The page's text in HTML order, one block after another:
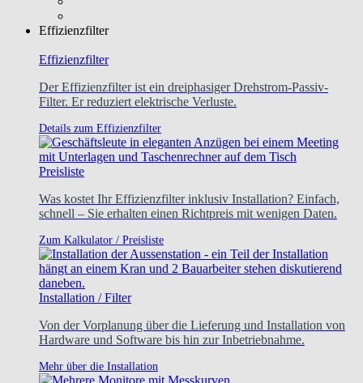
Effizienzfilter
Effizienzfilter
Der Effizienzfilter ist ein dreiphasiger Drehstrom-Passiv-
Filter. Er reduziert elektrische Verluste.
Details zum Effizienzfilter
Preisliste
Was kostet Ihr Effizienzfilter inklusiv Installation? Einfach,
schnell – Sie erhalten einen Richtpreis mit wenigen Daten.
Zum Kalkulator / Preisliste
Installation / Filter
Von der Vorplanung über die Lieferung und Installation von
Hardware und Software bis hin zur Inbetriebnahme.
Mehr über die Installation